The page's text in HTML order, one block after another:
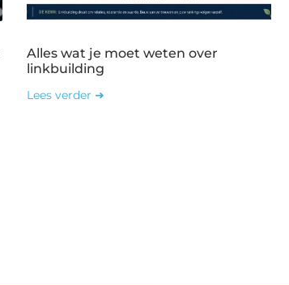
Alles wat je moet weten over
linkbuilding
Lees verder ➜